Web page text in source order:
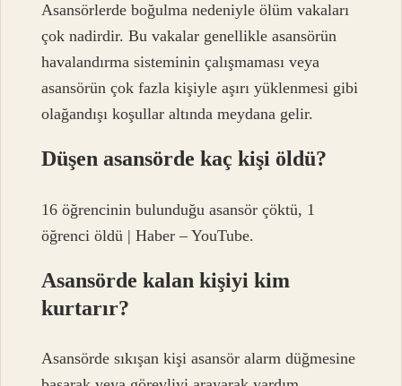
Asansörlerde boğulma nedeniyle ölüm vakaları
çok nadirdir. Bu vakalar genellikle asansörün
havalandırma sisteminin çalışmaması veya
asansörün çok fazla kişiyle aşırı yüklenmesi gibi
olağandışı koşullar altında meydana gelir.
Düşen asansörde kaç kişi öldü?
16 öğrencinin bulunduğu asansör çöktü, 1
öğrenci öldü | Haber – YouTube.
Asansörde kalan kişiyi kim
kurtarır?
Asansörde sıkışan kişi asansör alarm düğmesine